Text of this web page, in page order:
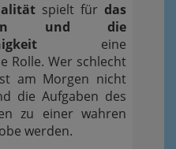
spielt für das
und die
eine
Rolle. Wer schlecht
am Morgen nicht
die Aufgaben des
zu einer wahren
werden.